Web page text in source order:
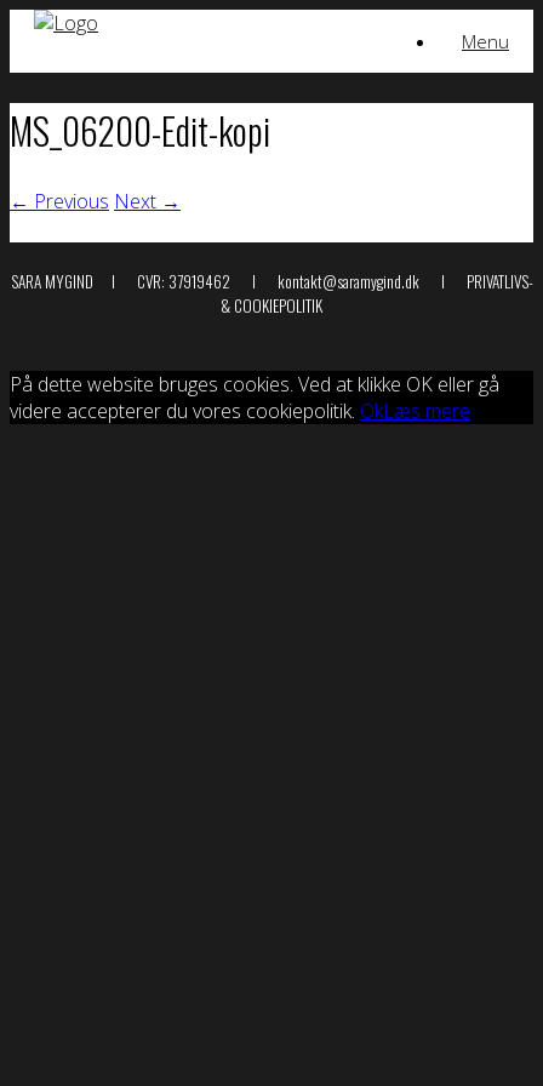
Skip
content
Menu
MS_06200-Edit-kopi
← Previous Next →
SARA MYGIND I CVR: 37919462 I kontakt@saramygind.dk I PRIVATLIVS-
& COOKIEPOLITIK
På dette website bruges cookies. Ved at klikke OK eller gå
videre accepterer du vores cookiepolitik. OkLæs mere